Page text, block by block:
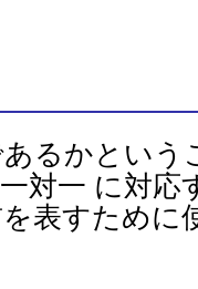
るかという
対一 に対応
表すために